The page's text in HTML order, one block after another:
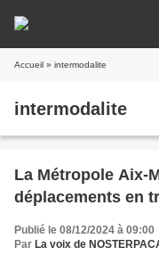
Accueil » intermodalite
intermodalite
La Métropole Aix-
déplacements en
Publié le 08/12/2024 à 09:00
Par La voix de